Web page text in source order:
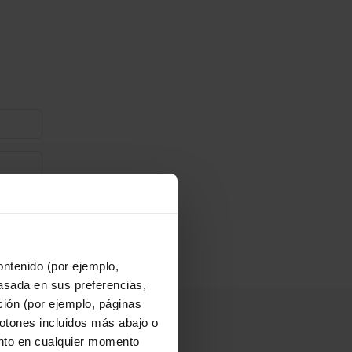
(por ejemplo,
en sus preferencias,
(por ejemplo, páginas
incluidos más abajo o
en cualquier momento